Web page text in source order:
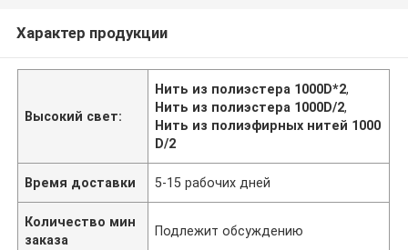
Характер продукции
Высокий свет:
Нить из полиэстера 1000D*2,
Нить из полиэстера 1000D/2,
Нить из полиэфирных нитей 1000
D/2
Время доставки 5-15 рабочих дней
Количество мин
заказа
Подлежит обсуждению